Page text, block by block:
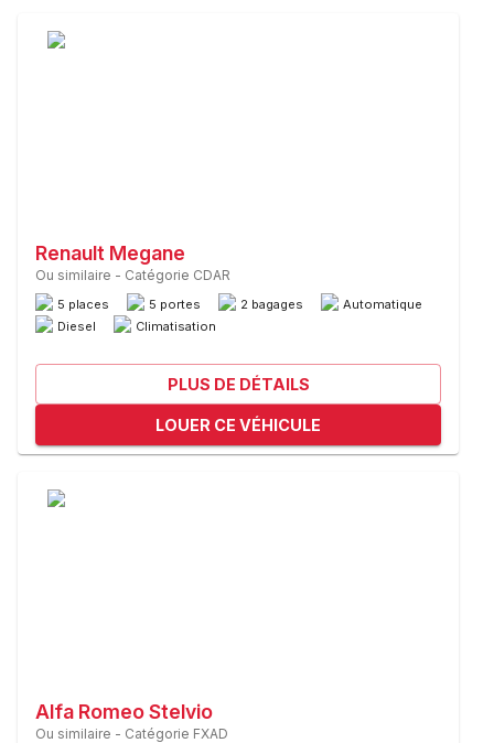
Renault Megane
Ou similaire - Catégorie CDAR
5 places 5 portes 2 bagages
Automatique
Diesel
Climatisation
PLUS DE DÉTAILS
LOUER CE VÉHICULE
Alfa Romeo Stelvio
Ou similaire - Catégorie FXAD